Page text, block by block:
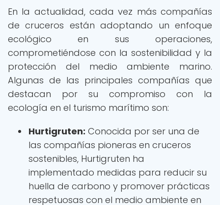
En la actualidad, cada vez más compañías
de cruceros están adoptando un enfoque
ecológico en sus operaciones,
comprometiéndose con la sostenibilidad y la
protección del medio ambiente marino.
Algunas de las principales compañías que
destacan por su compromiso con la
ecología en el turismo marítimo son:
Hurtigruten: Conocida por ser una de
las compañías pioneras en cruceros
sostenibles, Hurtigruten ha
implementado medidas para reducir su
huella de carbono y promover prácticas
respetuosas con el medio ambiente en